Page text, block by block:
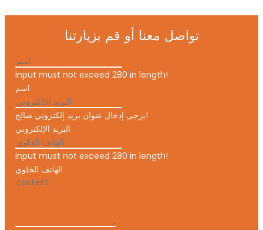
تواصل معنا أو قم بزيارتنا
input must not exceed 280 in length!
اسم
يرجى إدخال عنوان بريد إلكتروني صالح!
البريد الإلكتروني
input must not exceed 280 in length!
الهاتف الخلوي